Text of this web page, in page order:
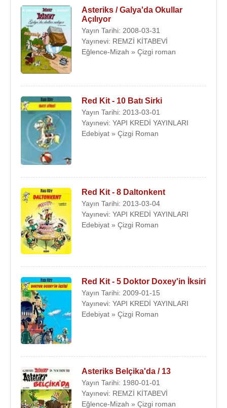
Asteriks / Galya'da Okullar
Açılıyor
Yayın Tarihi: 2008-03-31
Yayınevi: REMZİ KİTABEVİ
Eğlence-Mizah » Çizgi roman
Red Kit - 10 Batı Sirki
Yayın Tarihi: 2013-03-01
Yayınevi: YAPI KREDİ YAYINLARI
Edebiyat » Çizgi Roman
Red Kit - 8 Daltonkent
Yayın Tarihi: 2013-03-04
Yayınevi: YAPI KREDİ YAYINLARI
Edebiyat » Çizgi Roman
Red Kit - 5 Doktor Doxey'in İksiri
Yayın Tarihi: 2009-01-15
Yayınevi: YAPI KREDİ YAYINLARI
Edebiyat » Çizgi Roman
Asteriks Belçika'da / 13
Yayın Tarihi: 1980-01-01
Yayınevi: REMZİ KİTABEVİ
Eğlence-Mizah » Çizgi roman